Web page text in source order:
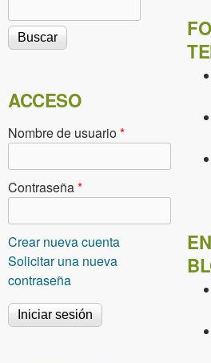
Formulario de
ACCESO
Nombre de usuario*
Contraseña*
Crear nueva cuenta
Solicitar una nueva
contraseña